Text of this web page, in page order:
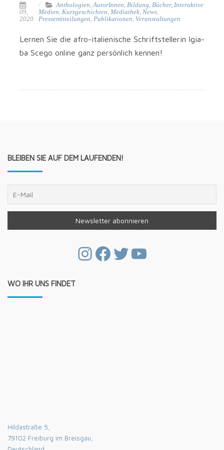
09,
2020
Anthologien AutorInnen Bildung Bücher, Interaktive
Medien Kurzgeschichten Mediathek News
Pressemitteilungen Publikationen Veranstaltungen
Ler­nen Sie die afro-italienische Schrift­stel­le­rin Igi­a­
ba Sce­go online ganz per­sön­lich kennen!
BLEIBEN SIE AUF DEM LAUFENDEN!
Instagram
Facebook
Twitter
YouTube
WO IHR UNS FINDET
Hildastraße 5,
79102 Freiburg im Breisgau,